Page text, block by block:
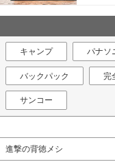
キャンプ パナソ
バックパック 完
サンコー
進撃の背徳メシ